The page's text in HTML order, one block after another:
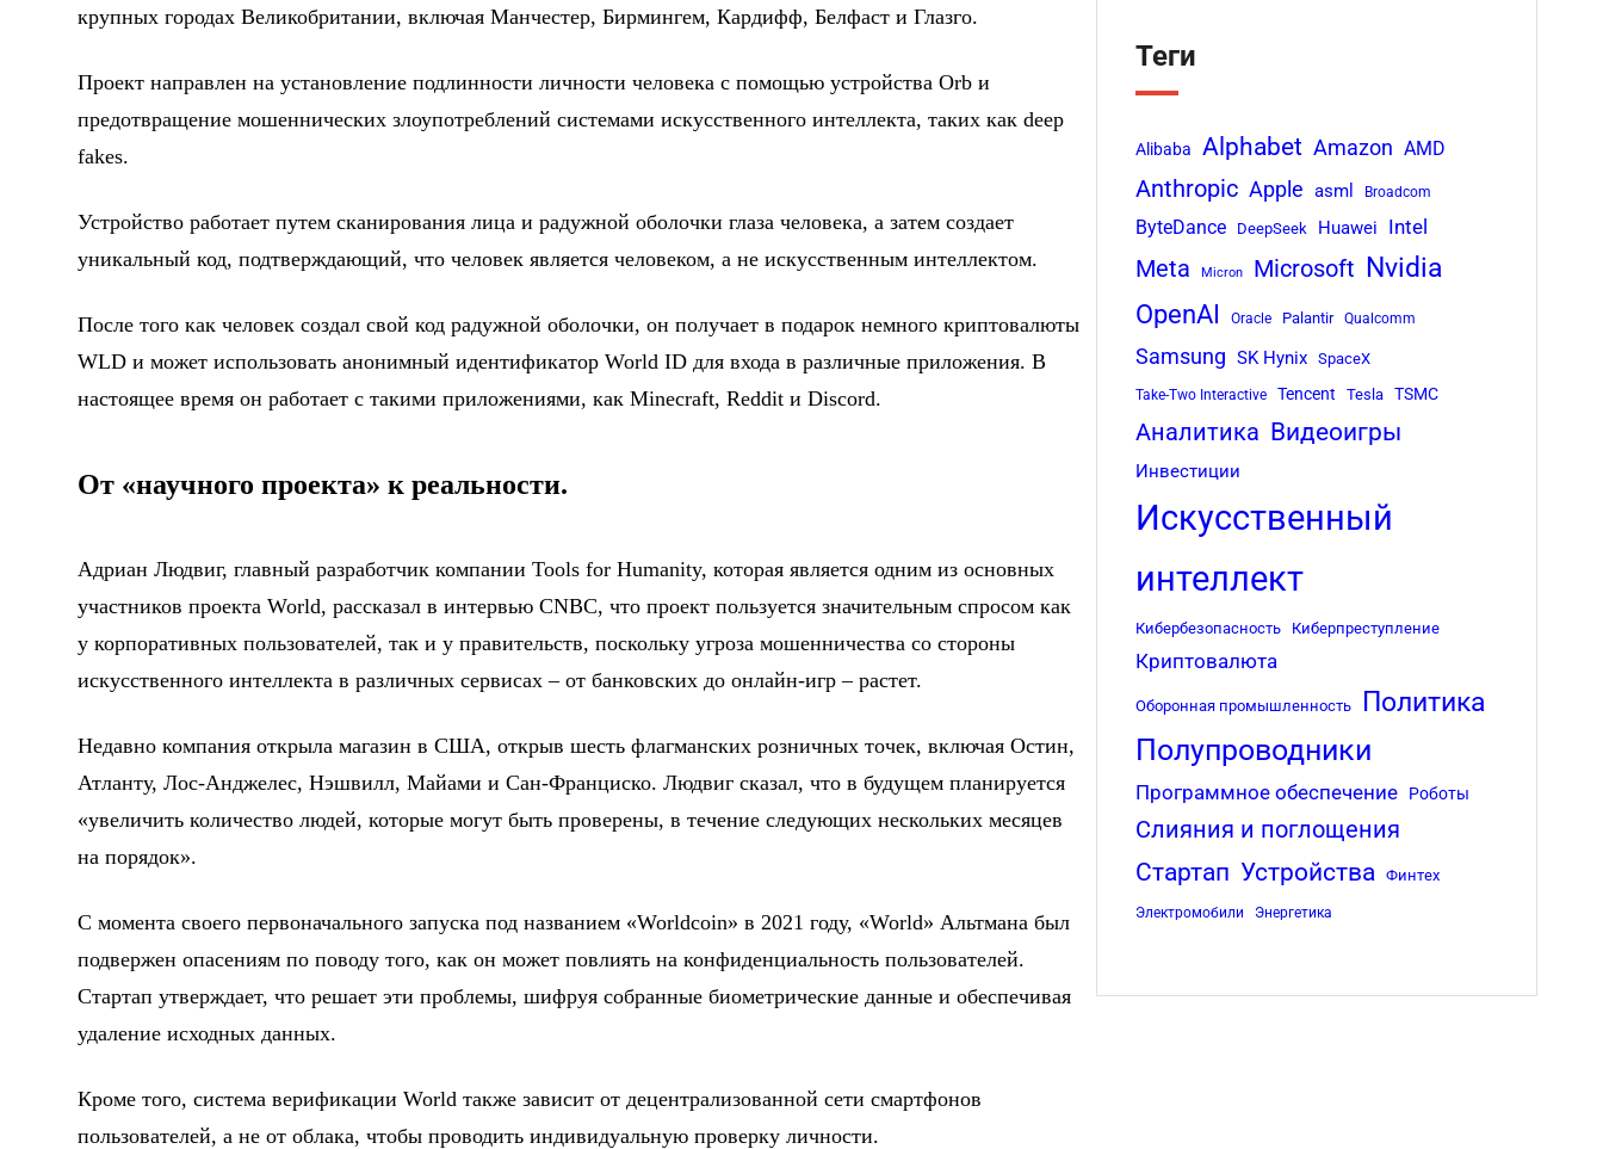
крупных городах Великобритании, включая Манчестер, Бирмингем, Кардифф, Белфаст и Глазго.
Проект направлен на установление подлинности личности человека с помощью устройства Orb и
предотвращение мошеннических злоупотреблений системами искусственного интеллекта, таких как deep
fakes.
Устройство работает путем сканирования лица и радужной оболочки глаза человека, а затем создает
уникальный код, подтверждающий, что человек является человеком, а не искусственным интеллектом.
После того как человек создал свой код радужной оболочки, он получает в подарок немного криптовалюты
WLD и может использовать анонимный идентификатор World ID для входа в различные приложения. В
настоящее время он работает с такими приложениями, как Minecraft, Reddit и Discord.
От «научного проекта» к реальности.
Адриан Людвиг, главный разработчик компании Tools for Humanity, которая является одним из основных
участников проекта World, рассказал в интервью CNBC, что проект пользуется значительным спросом как
у корпоративных пользователей, так и у правительств, поскольку угроза мошенничества со стороны
искусственного интеллекта в различных сервисах – от банковских до онлайн-игр – растет.
Недавно компания открыла магазин в США, открыв шесть флагманских розничных точек, включая Остин,
Атланту, Лос-Анджелес, Нэшвилл, Майами и Сан-Франциско. Людвиг сказал, что в будущем планируется
«увеличить количество людей, которые могут быть проверены, в течение следующих нескольких месяцев
на порядок».
С момента своего первоначального запуска под названием «Worldcoin» в 2021 году, «World» Альтмана был
подвержен опасениям по поводу того, как он может повлиять на конфиденциальность пользователей.
Стартап утверждает, что решает эти проблемы, шифруя собранные биометрические данные и обеспечивая
удаление исходных данных.
Кроме того, система верификации World также зависит от децентрализованной сети смартфонов
пользователей, а не от облака, чтобы проводить индивидуальную проверку личности.
Теги
Alibaba Alphabet Amazon AMD
Anthropic Apple asml Broadcom
ByteDance DeepSeek Huawei Intel
Meta Micron Microsoft Nvidia
OpenAI Oracle Palantir Qualcomm
Samsung SK Hynix SpaceX
Take-Two Interactive Tencent Tesla TSMC
Аналитика Видеоигры
Инвестиции
Искусственный
интеллект
Кибербезопасность Киберпреступление
Криптовалюта
Оборонная промышленность Политика
Полупроводники
Программное обеспечение Роботы
Слияния и поглощения
Стартап Устройства Финтех
Электромобили Энергетика